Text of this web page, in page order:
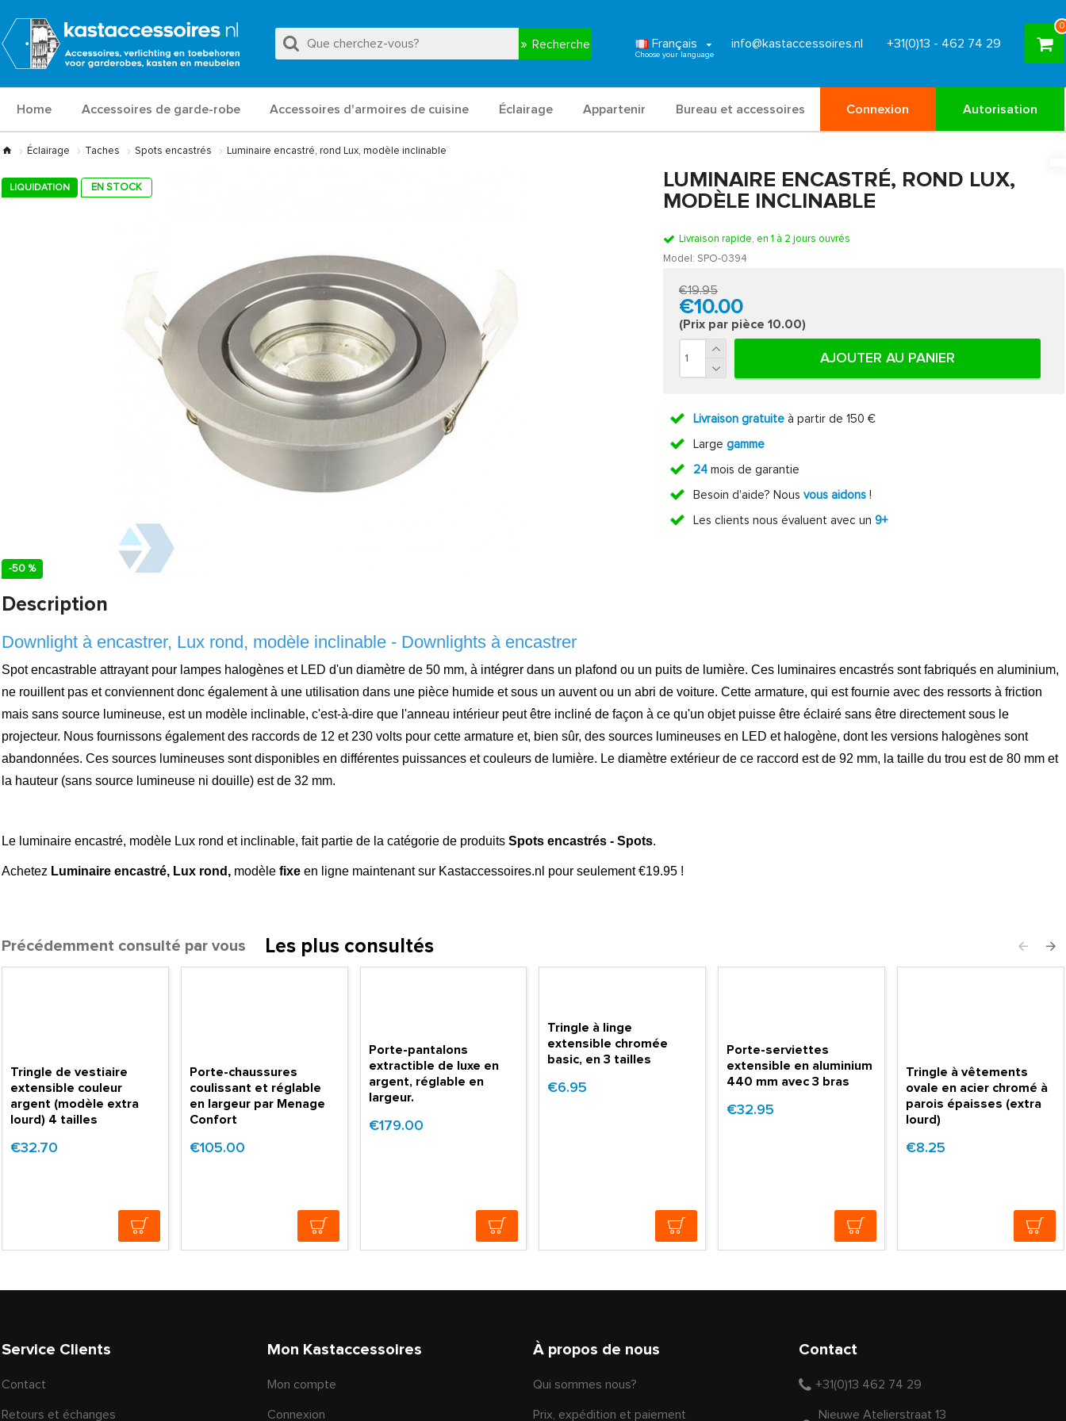
Recherche Français info@kastaccessoires.nl +31(0)13 - 462 74 29
0
Home Accessoires de garde-robe Accessoires d'armoires de cuisine Éclairage Appartenir Bureau et accessoires Connexion Autorisation
Éclairage Taches Spots encastrés Luminaire encastré, rond Lux, modèle inclinable
EN STOCK
LIQUIDATION
-50 %
LUMINAIRE ENCASTRÉ, ROND LUX,
MODÈLE INCLINABLE
Livraison rapide, en 1 à 2 jours ouvrés
Model: SPO-0394
€19.95
€10.00
(Prix par pièce 10.00)
AJOUTER AU PANIER
Livraison gratuiteà partir de 150 €
Large gamme
24mois de garantie
Besoin d'aide? Nous vous aidons!
Les clients nous évaluent avec un 9+
Description
Downlight à encastrer, Lux rond, modèle inclinable - Downlights à encastrer
Spot encastrable attrayant pour lampes halogènes et LED d'un diamètre de 50 mm, à intégrer dans un plafond ou un puits de lumière. Ces luminaires encastrés sont fabriqués en aluminium,
ne rouillent pas et conviennent donc également à une utilisation dans une pièce humide et sous un auvent ou un abri de voiture. Cette armature, qui est fournie avec des ressorts à friction
mais sans source lumineuse, est un modèle inclinable, c'est-à-dire que l'anneau intérieur peut être incliné de façon à ce qu'un objet puisse être éclairé sans être directement sous le
projecteur. Nous fournissons également des raccords de 12 et 230 volts pour cette armature et, bien sûr, des sources lumineuses en LED et halogène, dont les versions halogènes sont
abandonnées. Ces sources lumineuses sont disponibles en différentes puissances et couleurs de lumière. Le diamètre extérieur de ce raccord est de 92 mm, la taille du trou est de 80 mm et
la hauteur (sans source lumineuse ni douille) est de 32 mm.
Le luminaire encastré, modèle Lux rond et inclinable, fait partie de la catégorie de produits Spots encastrés - Spots.
Achetez Luminaire encastré, Lux rond, modèle fixe en ligne maintenant sur Kastaccessoires.nl pour seulement €19.95 !
Précédemment consulté par vous Les plus consultés
Tringle de vestiaire
extensible couleur
argent (modèle extra
lourd) 4 tailles
€32.70
Porte-chaussures
coulissant et réglable
en largeur par Menage
Confort
€105.00
Porte-pantalons
extractible de luxe en
argent, réglable en
largeur.
€179.00
Tringle à linge
extensible chromée
basic, en 3 tailles
€6.95
Porte-serviettes
extensible en aluminium
440 mm avec 3 bras
€32.95
Tringle à vêtements
ovale en acier chromé à
parois épaisses (extra
lourd)
€8.25
Service Clients
Contact
Retours et échanges
Mon Kastaccessoires
Mon compte
Connexion
À propos de nous
Qui sommes nous?
Prix, expédition et paiement
Contact
+31(0)13 462 74 29
Nieuwe Atelierstraat 13